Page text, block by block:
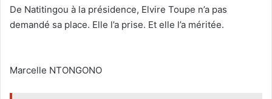
‎De Natitingou à la présidence, Elvire Toupe n’a pas
demandé sa place. Elle l’a prise. Et elle l’a méritée.
‎Marcelle NTONGONO